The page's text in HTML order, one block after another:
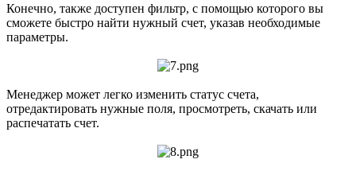
Конечно, также доступен фильтр, с помощью которого вы
сможете быстро найти нужный счет, указав необходимые
параметры.
Менеджер может легко изменить статус счета,
отредактировать нужные поля, просмотреть, скачать или
распечатать счет.